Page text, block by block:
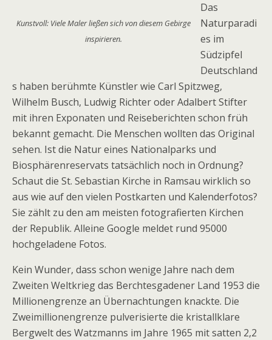
Kunstvoll: Viele Maler ließen sich von diesem Gebirge
inspirieren.
Das
Naturparadi
es im
Südzipfel
Deutschland
s haben berühmte Künstler wie Carl Spitzweg,
Wilhelm Busch, Ludwig Richter oder Adalbert Stifter
mit ihren Exponaten und Reiseberichten schon früh
bekannt gemacht. Die Menschen wollten das Original
sehen. Ist die Natur eines Nationalparks und
Biosphärenreservats tatsächlich noch in Ordnung?
Schaut die St. Sebastian Kirche in Ramsau wirklich so
aus wie auf den vielen Postkarten und Kalenderfotos?
Sie zählt zu den am meisten fotografierten Kirchen
der Republik. Alleine Google meldet rund 95000
hochgeladene Fotos.
Kein Wunder, dass schon wenige Jahre nach dem
Zweiten Weltkrieg das Berchtesgadener Land 1953 die
Millionengrenze an Übernachtungen knackte. Die
Zweimillionengrenze pulverisierte die kristallklare
Bergwelt des Watzmanns im Jahre 1965 mit satten 2,2